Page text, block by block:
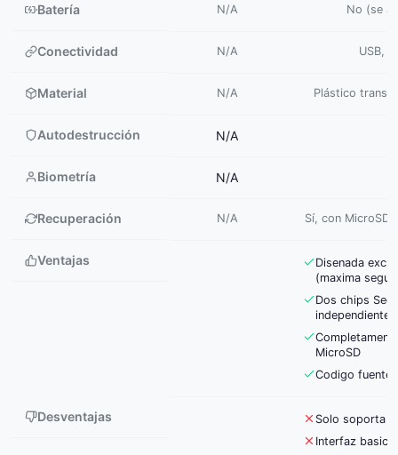
Batería N/A No (se
Conectividad N/A USB,
Material N/A Plástico
Autodestrucción N/A
Biometría N/A
Recuperación N/A Sí, con MicroSD
Ventajas
Disenada
(maxima
Dos chips
independientes
MicroSD
Codigo fuente
Desventajas
Solo soporta
Interfaz